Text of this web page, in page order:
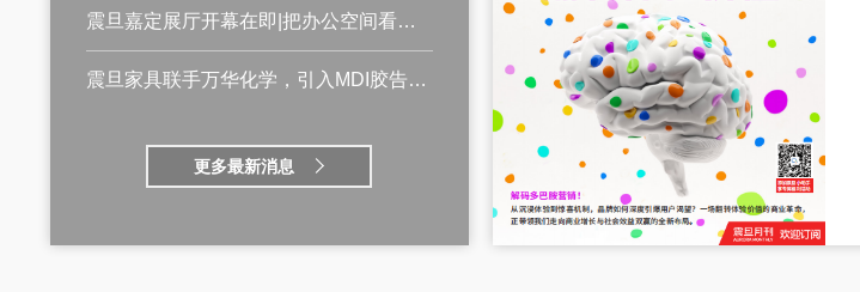
震旦嘉定展厅开幕在即|把办公空间看做是XYZ的变量
震旦家具联手万华化学，引入MDI胶告别甲醛焦虑
更多最新消息